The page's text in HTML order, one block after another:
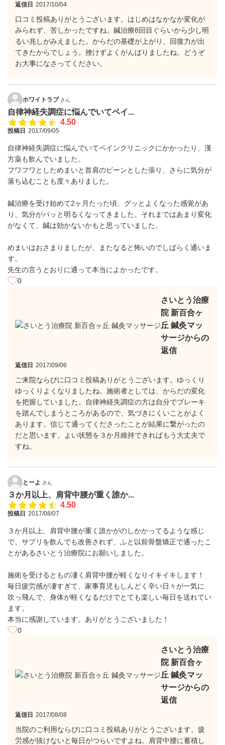
返信日 2017/10/04
口コミ投稿ありがとうございます。はじめはなかなか変化が
みられず、苦しかったですね。鍼治療8回目ぐらいから少し明
るい兆しがみえました。からだの基礎が上がり、回復力が出
てきたからでしょう。挫けずよくがんばりましたね。どうぞ
お大事になさってください。
ホワイトラブ さん
自律神経失調症に悩んでいてペイ...
4.50
投稿日 2017/09/05
自律神経失調症に悩んでいてペインクリニックにかかったり、漢
方薬も飲んでいました。
フワフワとしためまいと首肩のピーンとした張り、さらに気分が
落ち込むことも度々ありました。
鍼治療を受け始めて2ヶ月たった頃、グッとよくなった感覚があ
り、気分がパッと明るくなってきました。それまではあまり変化
がなくて、鍼は効かないかもと思っていました。
めまいはおさまりましたが、またなると怖いのでしばらく通いま
す。
先生の言うとおりに通って本当によかったです。
0
さいとう治療
院 新百合ヶ
丘 鍼灸マッ
サージからの
返信
返信日 2017/09/06
ご来院ならびに口コミ投稿ありがとうございます。ゆっくり
ゆっくりよくなりましたね。施術者としては、からだの変化
を把握していました。自律神経失調症の方は自分でブレーキ
を踏んでしまうところがあるので、気づきにくいことがよく
あります。信じて通ってくださったことが結果に繋がったの
だと思います。よい状態を３か月維持できればもう大丈夫で
すね。
とーよ さん
３か月以上、肩背中腰が重く誰か...
4.50
投稿日 2017/08/07
３か月以上、肩背中腰が重く誰かがのしかかってるような感じ
で、サプリを飲んでも改善されず、ふと以前骨盤矯正で通ったこ
とがあるさいとう治療院にお願いしました。
施術を受けるともの凄く肩背中腰が軽くなりイキイキします！
毎日疲労感が凄すぎて、家事育児もしんどく辛い日々が一気に
吹っ飛んで、身体が軽くなるだけでとても楽しい毎日を送れてい
ます。
本当に感謝しています。ありがとうございました！
0
さいとう治療
院 新百合ヶ
丘 鍼灸マッ
サージからの
返信
返信日 2017/08/08
当院のご利用ならびに口コミ投稿ありがとうございます。疲
労感が抜けないと毎日がつらいですよね。肩背中腰に蓄積し